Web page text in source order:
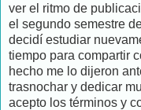
ver el ritmo de
el segundo semestre
decidí estudiar
tiempo para compartir
hecho me lo dijeron
trasnochar y dedicar
acepto los términos y